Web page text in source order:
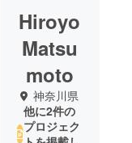
Hiroyo
Matsu
moto
神奈川県
他に2件の
プロジェク